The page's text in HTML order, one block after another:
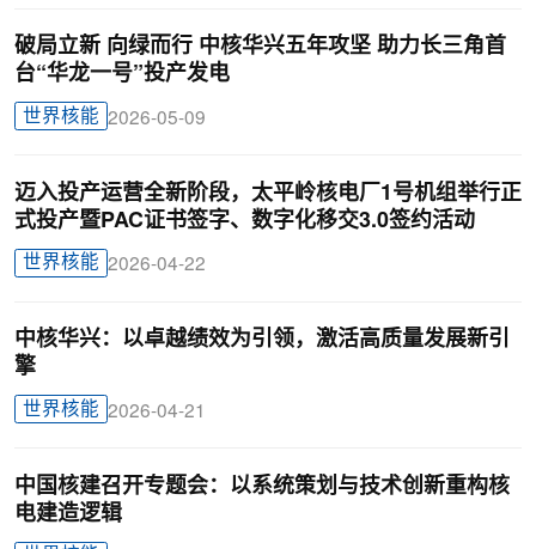
破局立新 向绿而行 中核华兴五年攻坚 助力长三角首
台“华龙一号”投产发电
世界核能 2026-05-09
迈入投产运营全新阶段，太平岭核电厂1号机组举行正
式投产暨PAC证书签字、数字化移交3.0签约活动
世界核能 2026-04-22
中核华兴：以卓越绩效为引领，激活高质量发展新引
擎
世界核能 2026-04-21
中国核建召开专题会：以系统策划与技术创新重构核
电建造逻辑